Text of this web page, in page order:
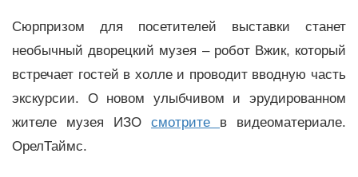
Сюрпризом для посетителей выставки станет
необычный дворецкий музея – робот Вжик, который
встречает гостей в холле и проводит вводную часть
экскурсии. О новом улыбчивом и эрудированном
жителе музея ИЗО смотрите в видеоматериале.
ОрелТаймс.